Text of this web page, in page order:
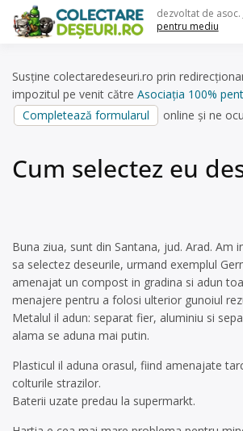
content
dezvoltat de asoc.
pentru mediu
Susține colectaredeseuri.ro prin
impozitul pe venit către Asociația 100%
Completează formularul
online și ne
Cum selectez eu
Buna ziua, sunt din Santana, jud. Arad. Am
sa selectez deseurile, urmand exemplul
amenajat un compost in gradina si adun
menajere pentru a folosi ulterior gunoiul
Metalul il adun: separat fier, aluminiu si
alama se aduna mai putin.
Plasticul il aduna orasul, fiind amenajate
colturile strazilor.
Baterii uzate predau la supermarkt.